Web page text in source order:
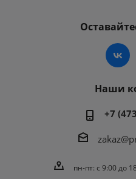
Наши
+7
пн-пт: c 9:00 до